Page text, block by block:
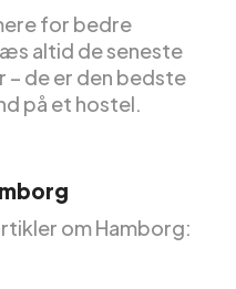
for bedre
altid de seneste
– de er den bedste
på et hostel.
om Hamborg: